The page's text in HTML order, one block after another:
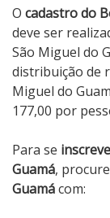
O cadastro do
deve ser
São Miguel do
distribuição de
Miguel do
177,00 por
Para se
Guamá,
Guamácom: